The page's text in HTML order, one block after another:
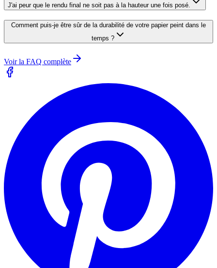
J'ai peur que le rendu final ne soit pas à la hauteur une fois posé.
Comment puis-je être sûr de la durabilité de votre papier peint dans le
temps ?
Voir la FAQ complète